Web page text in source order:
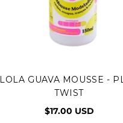
Agregar al carrito
LOLA GUAVA MOUSSE -
TWIST
$17.00 USD